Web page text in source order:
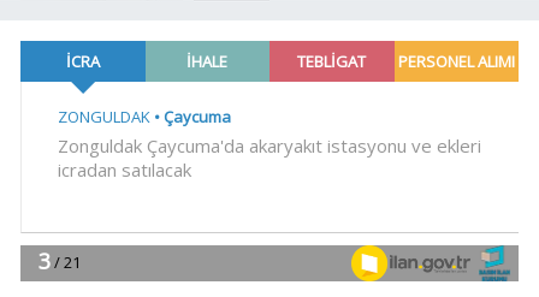
95,7 başarı
16:10 Mustafa Keser'den müzik ve